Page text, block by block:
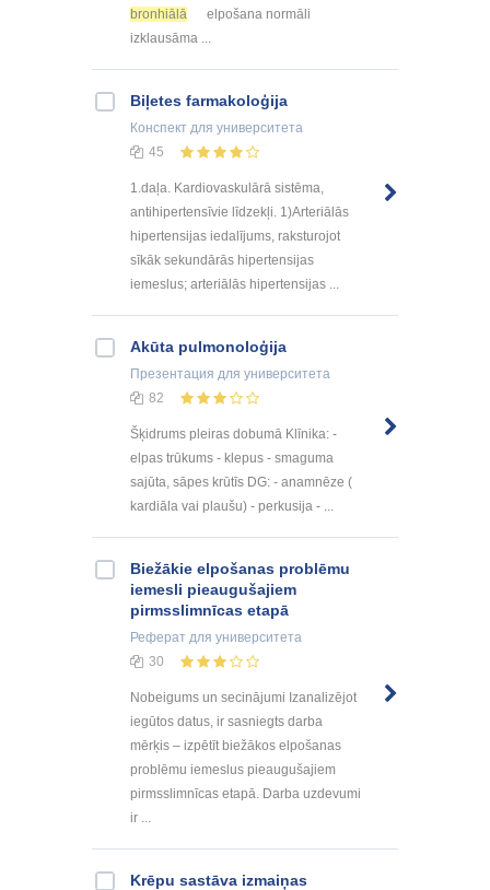
bronhiālā
elpošana normāli
izklausāma ...
Biļetes farmakoloģija
Конспект для университета
45
1.daļa. Kardiovaskulārā sistēma,
antihipertensīvie līdzekļi. 1)Arteriālās
hipertensijas iedalījums, raksturojot
sīkāk sekundārās hipertensijas
iemeslus; arteriālās hipertensijas ...
Akūta pulmonoloģija
Презентация для университета
82
Šķidrums pleiras dobumā Klīnika: -
elpas trūkums - klepus - smaguma
sajūta, sāpes krūtīs DG: - anamnēze (
kardiāla vai plaušu) - perkusija - ...
Biežākie elpošanas problēmu
iemesli pieaugušajiem
pirmsslimnīcas etapā
Реферат для университета
30
Nobeigums un secinājumi Izanalizējot
iegūtos datus, ir sasniegts darba
mērķis – izpētīt biežākos elpošanas
problēmu iemeslus pieaugušajiem
pirmsslimnīcas etapā. Darba uzdevumi
ir ...
Krēpu sastāva izmaiņas